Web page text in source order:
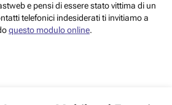
e pensi di essere stato vittima di un
telefonici indesiderati ti invitiamo a
questo modulo online.